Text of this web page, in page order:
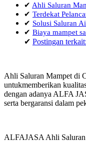
✔ Ahli Saluran
✔ Terdekat
✔ Solusi Saluran
✔ Biaya mampet
✔ Postingan
Ahli Saluran Mampet di
untukmemberikan
dengan adanya ALFA
serta bergaransi dalam
ALFAJASA Ahli